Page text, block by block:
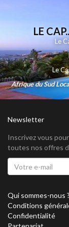
LE
Le
Le
Afrique du Sud
Newsletter
Inscrivez vous
toutes nos offres
Qui sommes-nous ?
Conditions
Confidentialité